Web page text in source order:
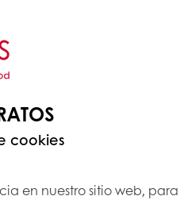
cookies
en nuestro sitio web, para